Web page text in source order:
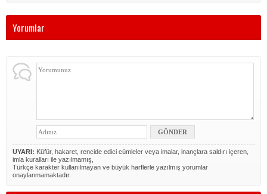
Yorumlar
UYARI: Küfür, hakaret, rencide edici cümleler veya imalar, inançlara saldırı içeren,
imla kuralları ile yazılmamış,
Türkçe karakter kullanılmayan ve büyük harflerle yazılmış yorumlar
onaylanmamaktadır.